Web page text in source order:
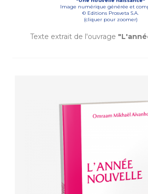
Image numérique générée et
© Editions Prosveta S.A.
(cliquer pour zoomer)
Texte extrait de l'ouvrage